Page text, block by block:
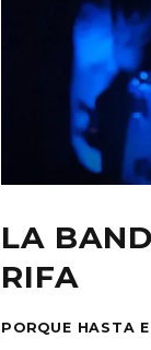
LA
RIFA
PORQUE HASTA